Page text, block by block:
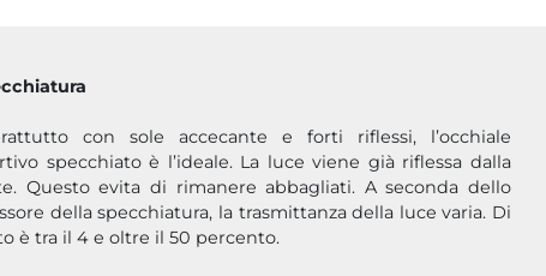
con sole accecante e forti riflessi, l’occhiale
specchiato è l’ideale. La luce viene già riflessa dalla
Questo evita di rimanere abbagliati. A seconda dello
della specchiatura, la trasmittanza della luce varia. Di
è tra il 4 e oltre il 50 percento.